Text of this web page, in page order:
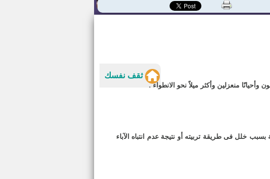
ثقف نفسك
منعزلين وأكثر ميلاً نحو الانطواء.
خلل فى طريقة تربيته أو نتيجة عدم انتباه الآباء